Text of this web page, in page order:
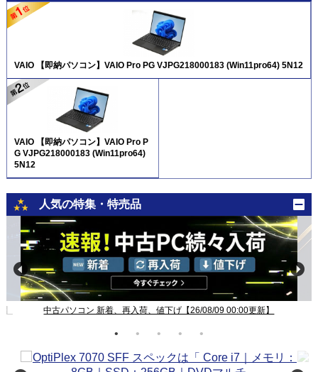
VAIO 【即納パソコン】VAIO Pro PG VJPG218000183 (Win11pro64) 5N12
VAIO 【即納パソコン】VAIO Pro P
G VJPG218000183 (Win11pro64)
5N12
人気の特集・特売品
中古パソコン 新着、再入荷、値下げ【26/08/09 00:00更新】